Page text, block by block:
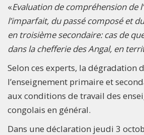
«Evaluation de compréhension de
l’imparfait, du passé composé et
en troisième secondaire: cas de
dans la chefferie des Angal, en
Selon ces experts, la dégradation
l’enseignement primaire et
aux conditions de travail des
congolais en général.
Dans une déclaration jeudi 3